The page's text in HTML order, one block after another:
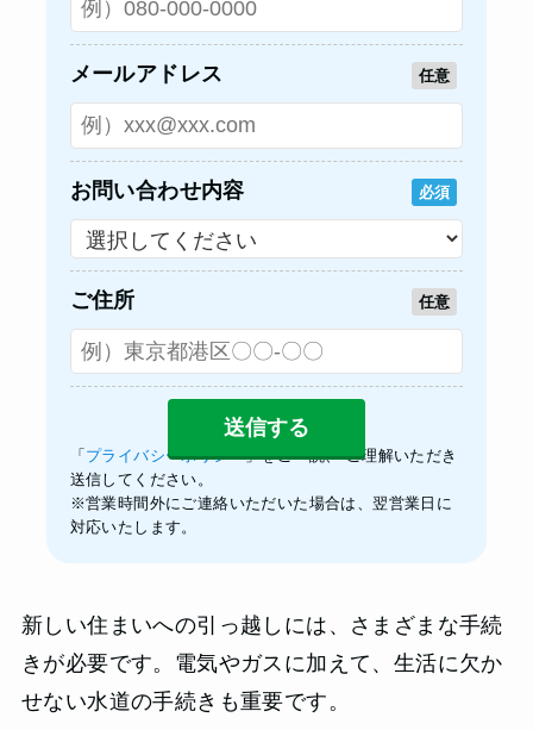
メールアドレス 任意
お問い合わせ内容 必須
ご住所 任意
「 プライバシーポリシー」をご一読、 ご理解いただき
送信してください。
※営業時間外にご連絡いただいた場合は、翌営業日に
対応いたします。
新しい住まいへの引っ越しには、さまざまな手続
きが必要です。電気やガスに加えて、生活に欠か
せない水道の手続きも重要です。